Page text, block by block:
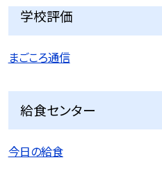
学校評価
まごころ通信
給食センター
今日の給食